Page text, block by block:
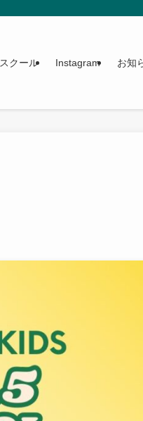
スクール Instagram お知